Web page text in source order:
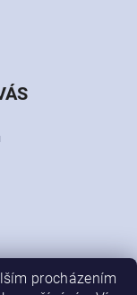
procházením